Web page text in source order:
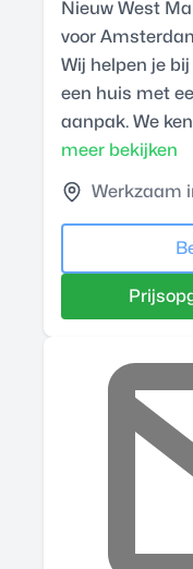
Nieuw West
voor
Wij helpen je
een huis met
aanpak. We
meer bekijken
Werkzaam